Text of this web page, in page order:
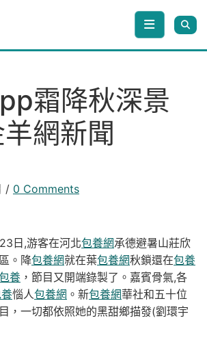
霜降秋深景
網新聞
/ 0 Comments
日,游客在河北包養網承德避暑山莊欣
。降包養網就在葉包養網秋鎖還在包養
養 ，節目又開端錄製了。嘉賓骨氣,各
惱人包養網 。新包養網華社和五十位
，一切都依照她的黑甜鄉描發(劉環宇